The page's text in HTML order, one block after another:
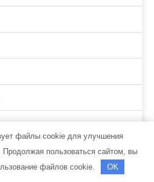
файлы cookie для улучшения
Продолжая пользоваться сайтом, вы
файлов cookie.
OK